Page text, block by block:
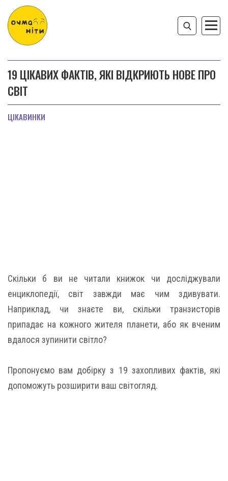
19 ЦІКАВИХ ФАКТІВ, ЯКІ ВІДКРИЮТЬ НОВЕ ПРО
СВІТ
ЦІКАВИНКИ
Скільки б ви не читали книжок чи досліджували
енциклопедії, світ завжди має чим здивувати.
Наприклад, чи знаєте ви, скільки транзисторів
припадає на кожного жителя планети, або як вченим
вдалося зупинити світло?
Пропонуємо вам добірку з 19 захопливих фактів, які
допоможуть розширити ваш світогляд.